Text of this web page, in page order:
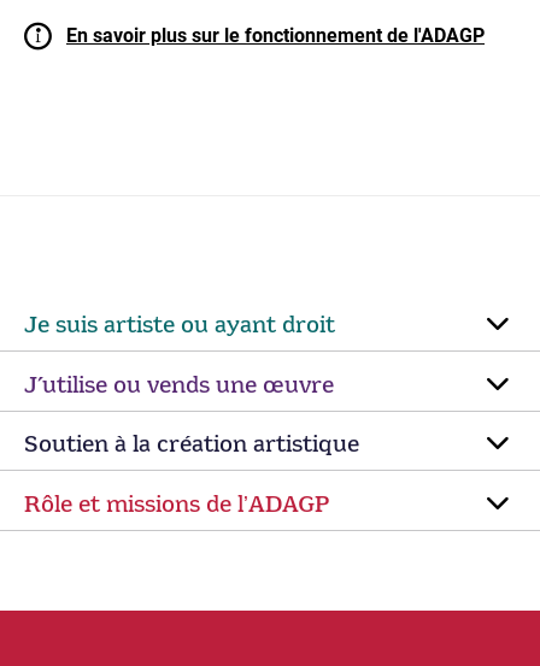
En savoir plus sur le fonctionnement de l'ADAGP
Je suis artiste ou ayant droit
J’utilise ou vends une œuvre
Soutien à la création artistique
Rôle et missions de lʼADAGP